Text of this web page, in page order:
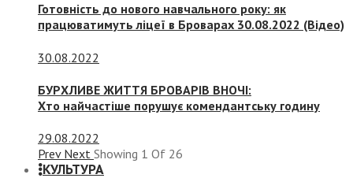
Готовність до нового навчального року: як
працюватимуть ліцеї в Броварах 30.08.2022 (Відео)
30.08.2022
БУРХЛИВЕ ЖИТТЯ БРОВАРІВ ВНОЧІ:
Хто найчастіше порушує комендантську годину
29.08.2022
Prev Next Showing 1 Of 26
КУЛЬТУРА